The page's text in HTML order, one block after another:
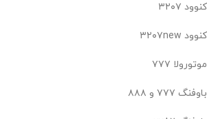
کنوود ۳۲۰۷
کنوود ۳۲۰۷new
موتورولا ۷۷۷
باوفنگ ۷۷۷ و ۸۸۸